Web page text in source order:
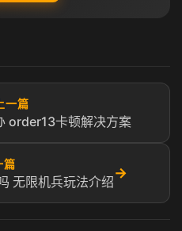
上一篇
order13卡顿解决方案
篇
无限机兵玩法介绍
→